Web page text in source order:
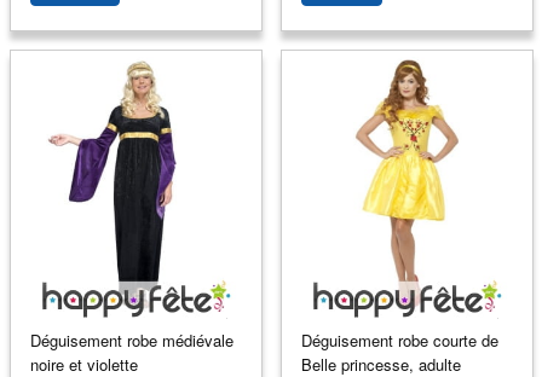
Déguisement robe médiévale
noire et violette
Déguisement robe courte de
Belle princesse, adulte